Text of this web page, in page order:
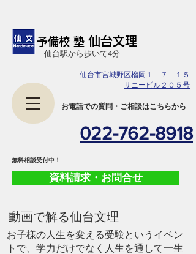
予備校 塾 仙台文理
022-762-8918
資料請求・お問合せ
​お電話での質問・ご相談はこちらから
​仙台駅から歩いて4分
​無料相談受付中！
仙台市宮城野区榴岡１－７－１５
サニービル２０５号
​動画で解る仙台文理
お子様の人生を変える受験というイベン
トで、学力だけでなく人生を通して一生